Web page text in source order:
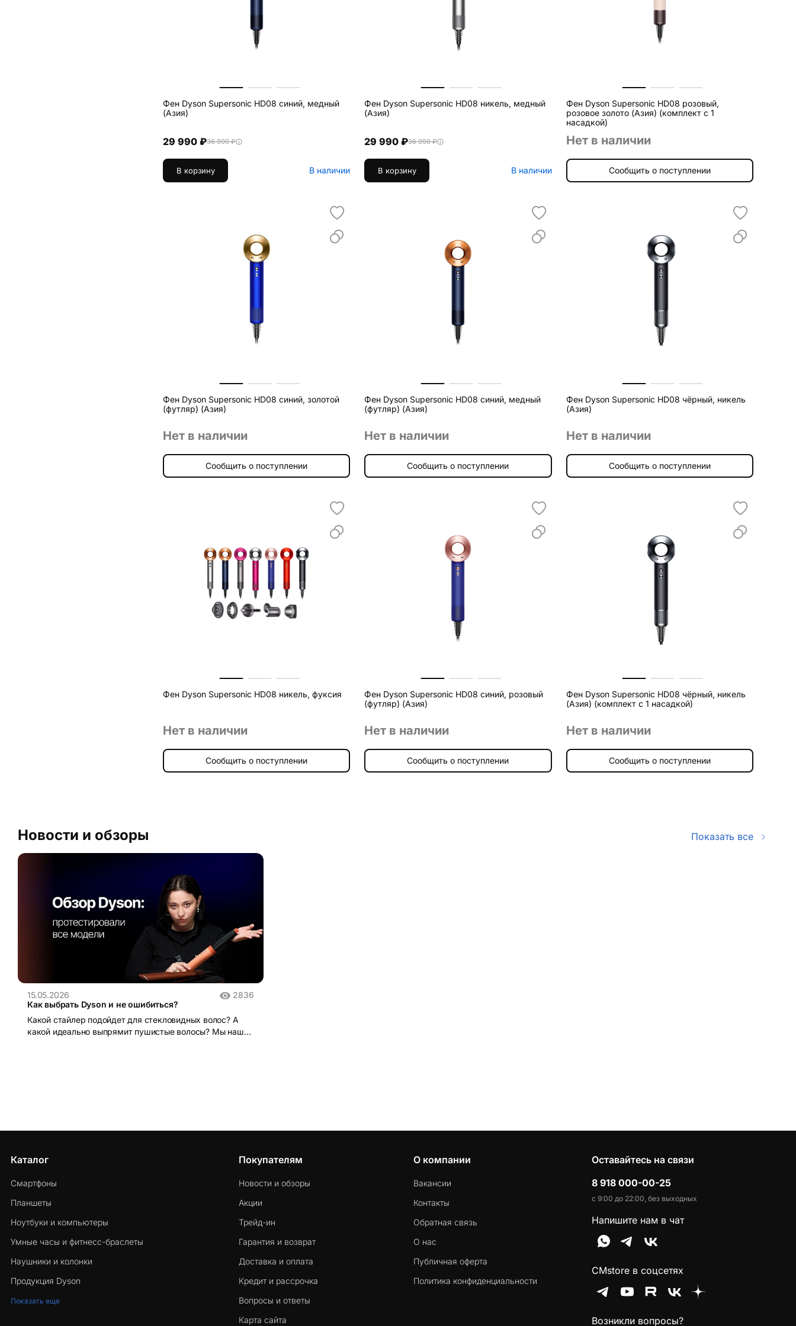
Фен Dyson Supersonic HD08 синий, медный
(Азия)
29 990 ₽36 990 ₽
В корзину В наличии
Фен Dyson Supersonic HD08 никель, медный
(Азия)
29 990 ₽36 990 ₽
В корзину В наличии
Фен Dyson Supersonic HD08 розовый,
розовое золото (Азия) (комплект с 1
насадкой)
Нет в наличии
Сообщить о поступлении
Фен Dyson Supersonic HD08 синий, золотой
(футляр) (Азия)
Нет в наличии
Сообщить о поступлении
Фен Dyson Supersonic HD08 синий, медный
(футляр) (Азия)
Нет в наличии
Сообщить о поступлении
Фен Dyson Supersonic HD08 чёрный, никель
(Азия)
Нет в наличии
Сообщить о поступлении
Фен Dyson Supersonic HD08 никель, фуксия
Нет в наличии
Сообщить о поступлении
Фен Dyson Supersonic HD08 синий, розовый
(футляр) (Азия)
Нет в наличии
Сообщить о поступлении
Фен Dyson Supersonic HD08 чёрный, никель
(Азия) (комплект с 1 насадкой)
Нет в наличии
Сообщить о поступлении
Новости и обзоры Показать все
15.05.2026
2836
Как выбрать Dyson и не ошибиться?
Какой стайлер подойдет для стекловидных волос? А
какой идеально выпрямит пушистые волосы? Мы нашли
Каталог
Смартфоны
Планшеты
Ноутбуки и компьютеры
Умные часы и фитнесс-браслеты
Наушники и колонки
Продукция Dyson
Показать еще
Покупателям
Новости и обзоры
Акции
Трейд-ин
Гарантия и возврат
Доставка и оплата
Кредит и рассрочка
Вопросы и ответы
Карта сайта
О компании
Вакансии
Контакты
Обратная связь
О нас
Публичная оферта
Политика конфиденциальности
Оставайтесь на связи
8 918 000-00-25
с 9:00 до 22:00, без выходных
Напишите нам в чат
CMstore в соцсетях
Возникли вопросы?